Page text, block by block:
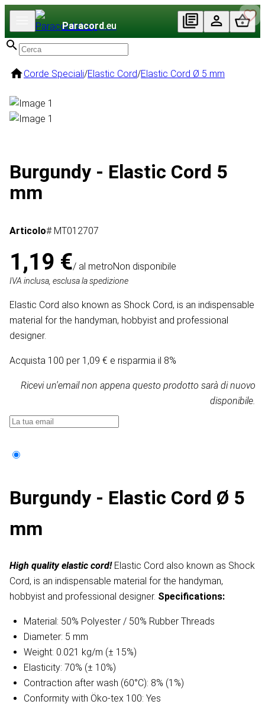
Paracord.eu
Corde Speciali/Elastic Cord/Elastic Cord Ø 5 mm
Burgundy - Elastic Cord 5
mm
Articolo# MT012707
1,19 €/ al metroNon disponibile
IVA inclusa, esclusa la spedizione
Elastic Cord also known as Shock Cord, is an indispensable
material for the handyman, hobbyist and professional
designer.
Acquista 100 per 1,09 € e risparmia il 8%
Ricevi un'email non appena questo prodotto sarà di nuovo
disponibile.
Burgundy - Elastic Cord Ø 5
mm
High quality elastic cord! Elastic Cord also known as Shock
Cord, is an indispensable material for the handyman,
hobbyist and professional designer. Specifications:
Material: 50% Polyester / 50% Rubber Threads
Diameter: 5 mm
Weight: 0.021 kg/m (± 15%)
Elasticity: 70% (± 10%)
Contraction after wash (60°C): 8% (1%)
Conformity with Öko-tex 100: Yes